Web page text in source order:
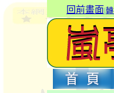
回前畫面|